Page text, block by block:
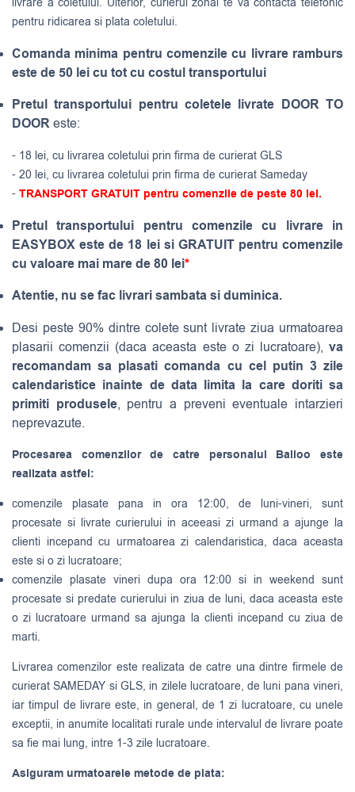
pentru ridicarea si plata coletului.
Comanda minima pentru comenzile cu livrare ramburs
este de 50 lei cu tot cu costul transportului
Pretul transportului pentru coletele livrate DOOR TO
DOOReste:
- 18 lei, cu livrarea coletului prin firma de curierat GLS
- 20 lei, cu livrarea coletului prin firma de curierat Sameday
- TRANSPORT GRATUIT pentru comenzile de peste 80 lei.
Pretul transportului pentru comenzile cu livrare in
EASYBOX este de 18 lei si GRATUIT pentru comenzile
cu valoare mai mare de 80 lei*
Atentie, nu se fac livrari sambata si duminica.
Desi peste 90% dintre colete sunt livrate ziua urmatoarea
plasarii comenzii (daca aceasta este o zi lucratoare), va
recomandam sa plasati comanda cu cel putin 3 zile
calendaristice inainte de data limita la care doriti sa
primiti produsele, pentru a preveni eventuale intarzieri
neprevazute.
Procesarea comenzilor de catre personalul Balloo este
realizata astfel:
comenzile plasate pana in ora 12:00, de luni-vineri, sunt
procesate si livrate curierului in aceeasi zi urmand a ajunge la
clienti incepand cu urmatoarea zi calendaristica, daca aceasta
este si o zi lucratoare;
comenzile plasate vineri dupa ora 12:00 si in weekend sunt
procesate si predate curierului in ziua de luni, daca aceasta este
o zi lucratoare urmand sa ajunga la clienti incepand cu ziua de
marti.
Livrarea comenzilor este realizata de catre una dintre firmele de
curieratSAMEDAY si GLS, in zilele lucratoare, de luni pana vineri,
iar timpul de livrare este, in general, de 1 zi lucratoare, cu unele
exceptii, in anumite localitati rurale unde intervalul de livrare poate
sa fie mai lung, intre 1-3 zile lucratoare.
Asiguram urmatoarele metode de plata: